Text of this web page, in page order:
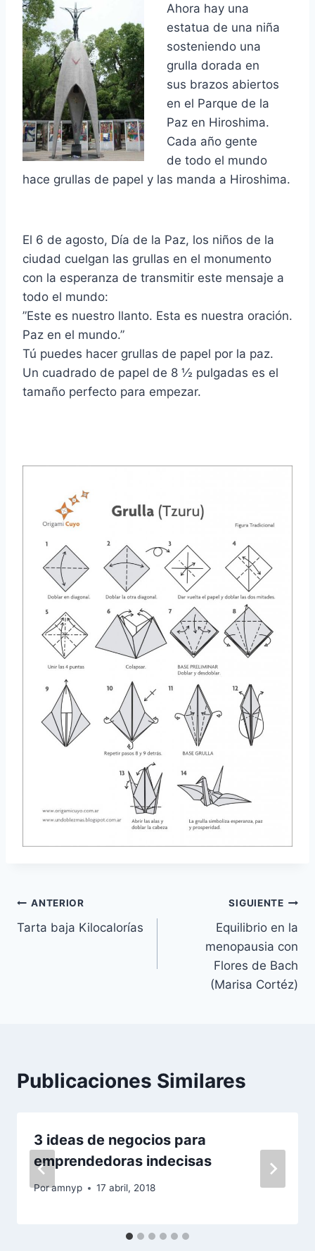
Ahora hay una
estatua de una niña
sosteniendo una
grulla dorada en
sus brazos abiertos
en el Parque de la
Paz en Hiroshima.
Cada año gente
de todo el mundo
hace grullas de papel y las manda a Hiroshima.
El 6 de agosto, Día de la Paz, los niños de la
ciudad cuelgan las grullas en el monumento
con la esperanza de transmitir este mensaje a
todo el mundo:
”Este es nuestro llanto. Esta es nuestra oración.
Paz en el mundo.”
Tú puedes hacer grullas de papel por la paz.
Un cuadrado de papel de 8 ½ pulgadas es el
tamaño perfecto para empezar.
Navegación
de
ANTERIOR
Tarta baja Kilocalorías
SIGUIENTE
Equilibrio en la
menopausia con
Flores de Bach
(Marisa Cortéz)
Publicaciones Similares
3 ideas de negocios para
emprendedoras indecisas
Poramnyp 17 abril, 2018